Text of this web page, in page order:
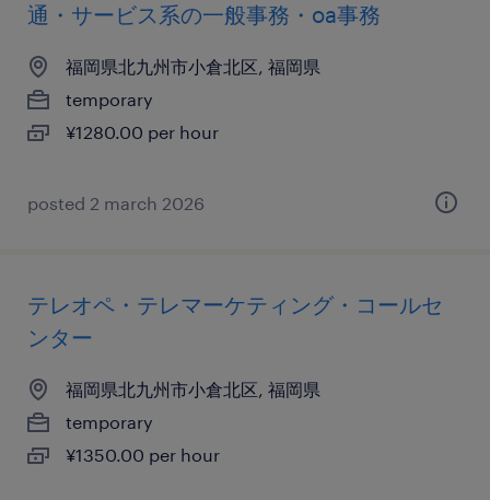
通・サービス系の一般事務・oa事務
福岡県北九州市小倉北区, 福岡県
temporary
¥1280.00 per hour
posted 2 march 2026
テレオペ・テレマーケティング・コールセ
ンター
福岡県北九州市小倉北区, 福岡県
temporary
¥1350.00 per hour